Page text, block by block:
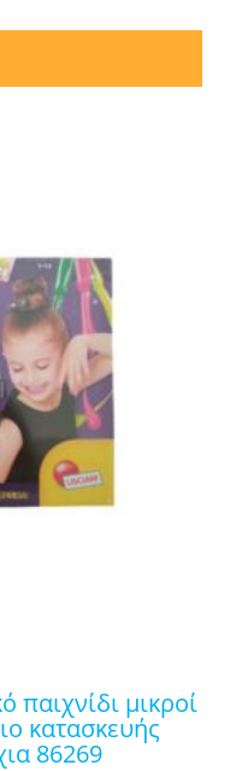
κατασκευής
86269